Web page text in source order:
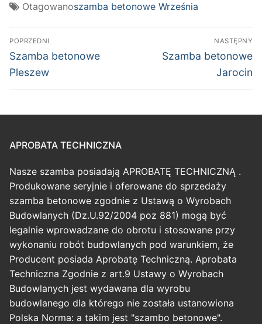
Otagowanoszamba betonowe Września
Nawigacja
wpisu
POPRZEDNI
Poprzedni
wpis:
Szamba betonowe
Pleszew
NASTĘPNY
Następny
Szamba betonowe
Jarocin
APROBATA TECHNICZNA
Nasze szamba posiadają APROBATĘ TECHNICZNĄ .
Produkowane seryjnie i oferowane do sprzedaży
szamba betonowe zgodnie z Ustawą o Wyrobach
Budowlanych (Dz.U.92/2004 poz 881) mogą być
legalnie wprowadzane do obrotu i stosowane przy
wykonaniu robót budowlanych pod warunkiem, że
Producent posiada Aprobatę Techniczną. Aprobata
Techniczna Zgodnie z art.9 Ustawy o Wyrobach
Budowlanych jest wydawana dla wyrobu
budowlanego dla którego nie została ustanowiona
Polska Norma: a takim jest "szambo betonowe".